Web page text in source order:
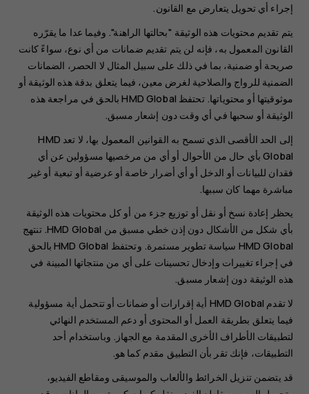
إجراء أي تحويل يتعارض مع القانون.
يتم تقديم محتويات هذه الوثيقة "بحالتها الراهنة". وفيما عدا ما يقرّره
القانون المعمول به، فإنه لن يتم تقديم ضمانات من أي نوع، سواءً كانت
صريحة أو ضمنية، بما في ذلك على سبيل المثال لا الحصر، الضمانات
الضمنية للرواج والصلاحية لغرض معين، فيما يتعلق بدقة هذه الوثيقة أو
موثوقيتها أو محتوياتها. تحتفظ HMD Global بالحق في مراجعة هذه
الوثيقة أو سحبها في أي وقت دون إشعار مسبق.
إلى الحد الأقصى الذي تسمح به القوانين المعمول بها، لا تعد HMD
Global بأي حال من الأحوال أو أي من مرخصيها مسؤولين عن أي
فقدان للبيانات أو الدخل أو أي أضرار خاصة أو عرضية أو تبعية أو غير
مباشرة مهما كان سببها.
يحظر إعادة نسخ أو نقل أو توزيع جزء من أو كل محتويات هذه الوثيقة
بأي شكل من الأشكال دون إذن خطي مسبق من HMD Global. تنتهج
HMD Global سياسة تطوير مستمرة. وتحتفظ HMD Global بالحق
في إجراء تغييرات وإدخال تحسينات على أي من منتجاتها المبينة في
هذه الوثيقة دون إشعار مسبق.
لا تقدم HMD Global أية إقرارات أو ضمانات أو تتحمل أية مسؤولية
فيما يتعلق بطريقة العمل أو المحتوى أو دعم المستخدم النهائي
لتطبيقات الأطراف الأخرى المقدمة مع الجهاز. وباستخدام أحد
التطبيقات، فإنك تقر بأن التطبيق مقدم كما هو.
قد يتضمن تنزيل الخرائط والألعاب والموسيقى ومقاطع الفيديو،